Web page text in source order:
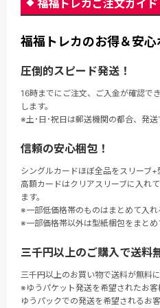
福福トレカご注文ガイド
福福トレカのお得＆安心
圧倒的スピード発送！
16時までにご注文、ご入金が確認で
します。
※土･日･祝日は郵送機関の都合、発送
信頼の安心梱包！
シングルカードほぼ全品をスリーブ+
高額カードはクリアスリーブに入れ
ます。
※一部低価格帯のものはまとめて入れ
※一部価格帯以外は型紙梱包をまとめ
三千円以上のご購入で送料
三千円以上のお買い物で送料が無料に
※ゆうパケット発送を希望されたお客
ゆうパックでの発送を希望されるお